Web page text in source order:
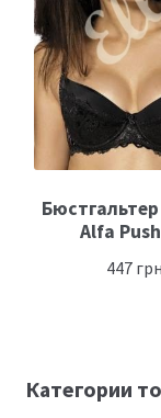
Alfa
447 грн
Категории